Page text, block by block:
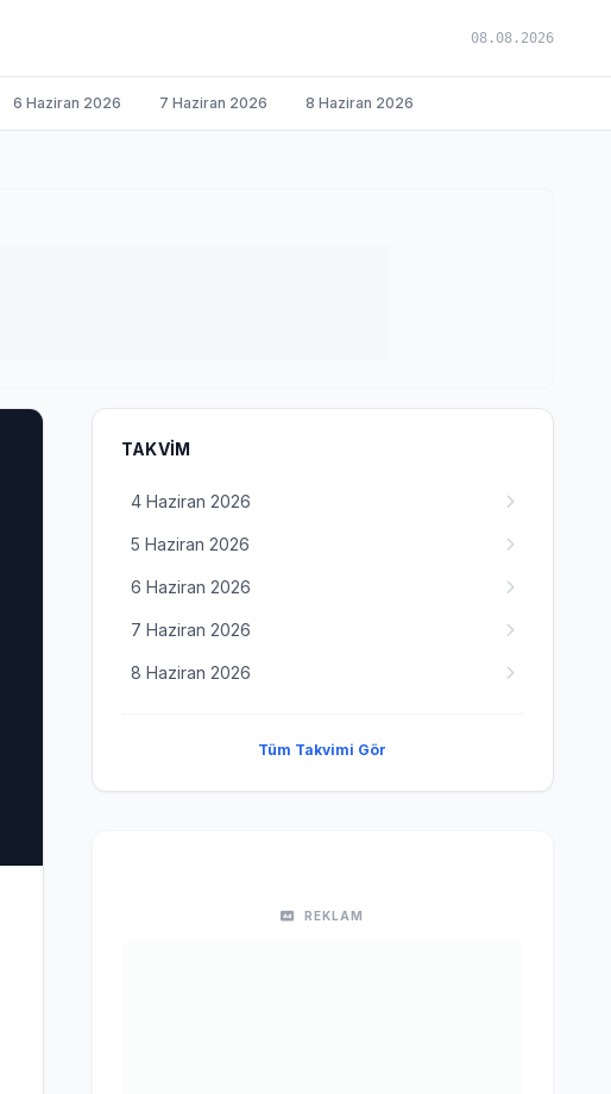
08.08.2026
6 Haziran 2026 7 Haziran 2026 8 Haziran 2026
TAKVIM
4 Haziran 2026
5 Haziran 2026
6 Haziran 2026
7 Haziran 2026
8 Haziran 2026
Tüm Takvimi Gör
REKLAM